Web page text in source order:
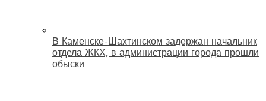
В Каменске-Шахтинском задержан начальник
отдела ЖКХ, в администрации города прошли
обыски